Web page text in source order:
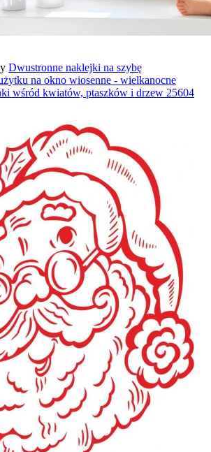
Dwustronne naklejki na szybę
na okno wiosenne - wielkanocne
wśród kwiatów, ptaszków i drzew 25604